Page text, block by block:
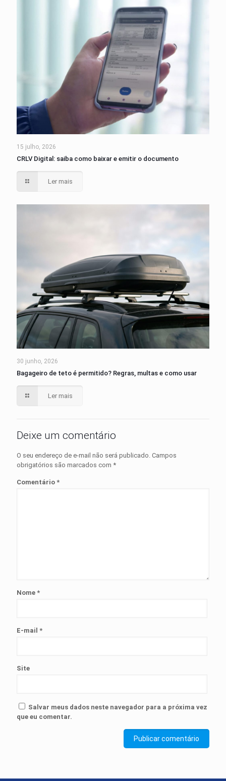
15 julho, 2026
CRLV Digital: saiba como baixar e emitir o documento
Ler mais
30 junho, 2026
Bagageiro de teto é permitido? Regras, multas e como usar
Ler mais
Deixe um comentário
O seu endereço de e-mail não será publicado. Campos
obrigatórios são marcados com *
Comentário *
Nome *
E-mail *
Site
Salvar meus dados neste navegador para a próxima vez
que eu comentar.